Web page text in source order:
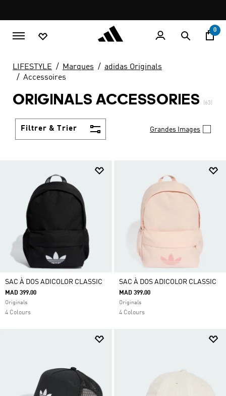
promotion
rotation
0
LIFESTYLE Marques
adidas Originals
Accessoires
ORIGINALS ACCESSORIES (63)
Filtrer & Trier Grandes Images
SAC À DOS ADICOLOR CLASSIC
MAD 399.00
Originals
4 Colours
SAC À DOS ADICOLOR CLASSIC
MAD 399.00
Originals
4 Colours